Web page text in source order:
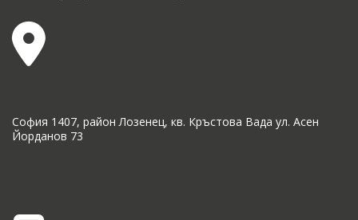
София 1407, район Лозенец, кв. Кръстова Вада ул. Асен
Йорданов 73